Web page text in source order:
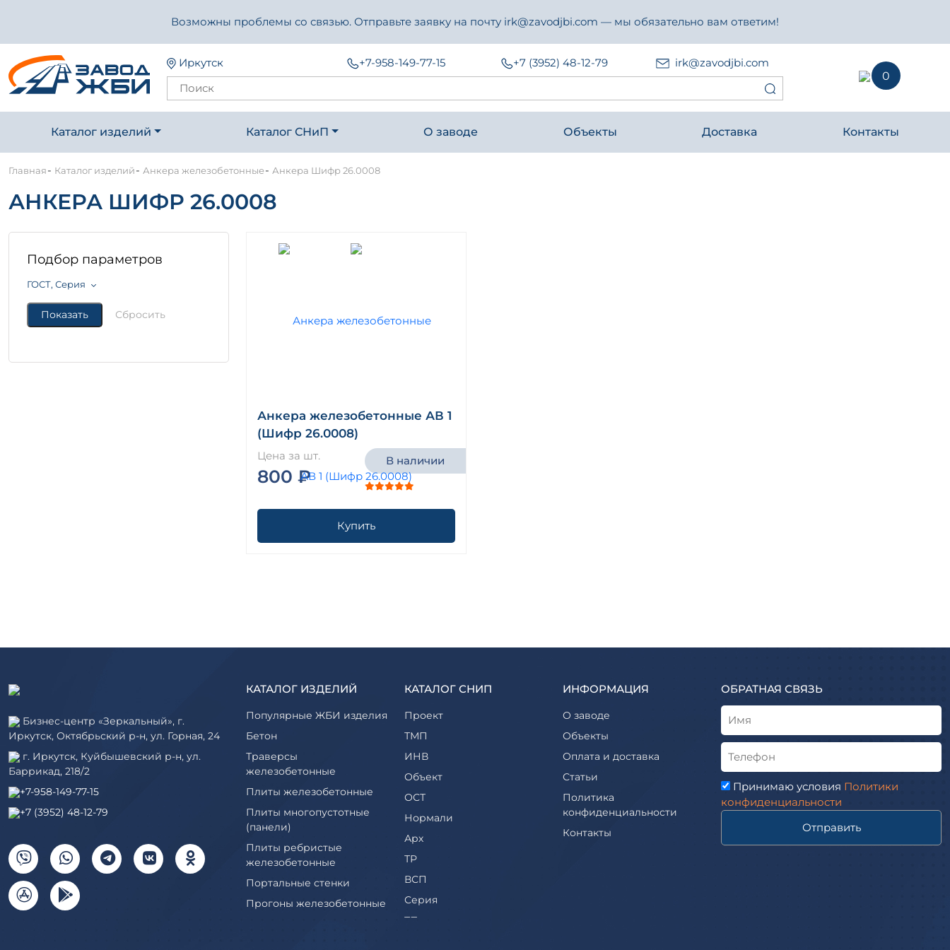
Возможны проблемы со связью. Отправьте заявку на почту irk@zavodjbi.com — мы обязательно вам ответим!
Иркутск +7-958-149-77-15 +7 (3952) 48-12-79
irk@zavodjbi.com
0
Каталог изделий Каталог СНиП О заводе Объекты Доставка Контакты
Главная- Каталог изделий- Анкера железобетонные- Анкера Шифр 26.0008
АНКЕРА ШИФР 26.0008
Подбор параметров
ГОСТ, Серия
Анкера железобетонные АВ 1
(Шифр 26.0008)
Цена за шт.
800 ₽
В наличии
Купить
Бизнес-центр «Зеркальный», г.
Иркутск, Октябрьский р-н, ул. Горная, 24
г. Иркутск, Куйбышевский р-н, ул.
Баррикад, 218/2
+7-958-149-77-15
+7 (3952) 48-12-79
КАТАЛОГ ИЗДЕЛИЙ
Популярные ЖБИ изделия
Бетон
Траверсы
железобетонные
Плиты железобетонные
Плиты многопустотные
(панели)
Плиты ребристые
железобетонные
Портальные стенки
Прогоны железобетонные
КАТАЛОГ СНИП
Проект
ТМП
ИНВ
Объект
ОСТ
Нормали
Арх
ТР
ВСП
Серия
ТП
ИНФОРМАЦИЯ
О заводе
Объекты
Оплата и доставка
Статьи
Политика
конфиденциальности
Контакты
ОБРАТНАЯ СВЯЗЬ
Принимаю условия Политики
конфиденциальности
Отправить